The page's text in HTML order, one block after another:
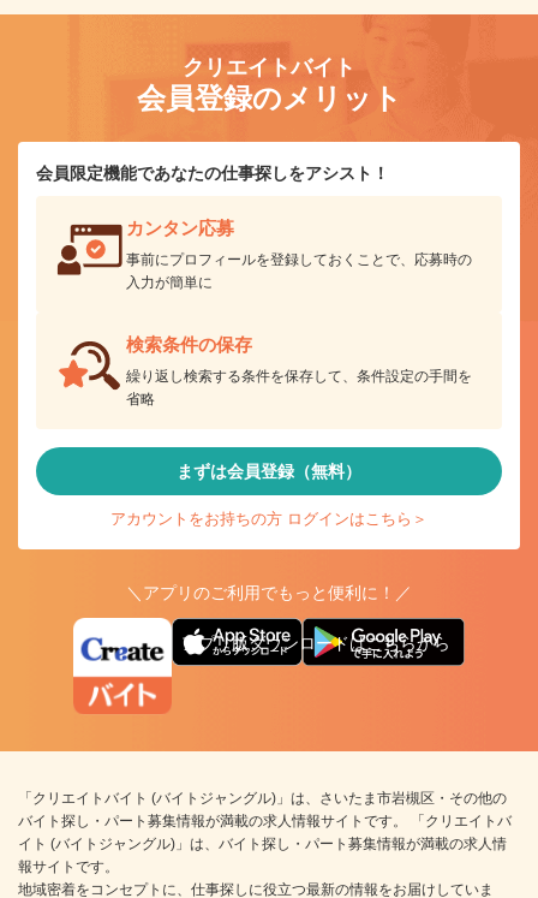
クリエイトバイト
会員登録のメリット
会員限定機能であなたの仕事探しをアシスト！
カンタン応募
事前にプロフィールを登録しておくことで、応募時の
入力が簡単に
検索条件の保存
繰り返し検索する条件を保存して、条件設定の手間を
省略
まずは会員登録（無料）
アカウントをお持ちの方 ログインはこちら＞
＼アプリのご利用でもっと便利に！／
アプリ版ダウンロードはこちらから
「クリエイトバイト (バイトジャングル)」は、さいたま市岩槻区・その他の
バイト探し・パート募集情報が満載の求人情報サイトです。 「クリエイトバ
イト (バイトジャングル)」は、バイト探し・パート募集情報が満載の求人情
報サイトです。
地域密着をコンセプトに、仕事探しに役立つ最新の情報をお届けしていま